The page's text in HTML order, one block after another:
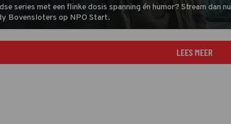
series met een flinke dosis spanning én humor? Stream dan nu
Bovensloters op NPO Start.
LEES MEER